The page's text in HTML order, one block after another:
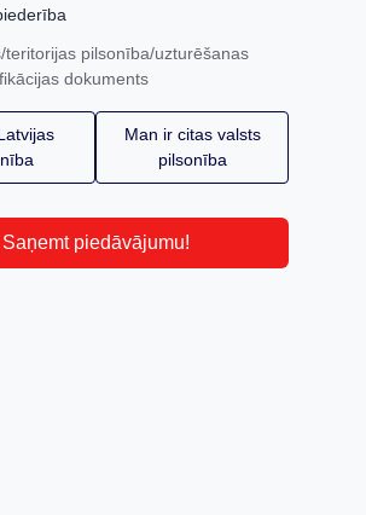
teritorijas pilsonība/uzturēšanas
dokuments
Man ir citas valsts
pilsonība
Saņemt piedāvājumu!